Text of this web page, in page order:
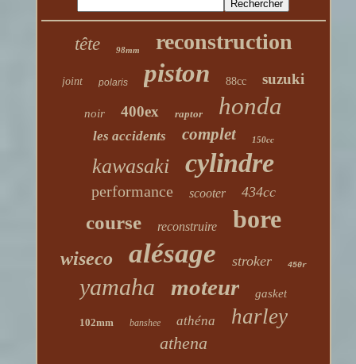
tête 98mm reconstruction
joint polaris piston 88cc suzuki
noir 400ex raptor honda
les accidents complet 150cc
kawasaki cylindre
performance scooter 434cc
course reconstruire bore
wiseco alésage stroker 450r
yamaha moteur gasket
102mm banshee athéna harley
athena